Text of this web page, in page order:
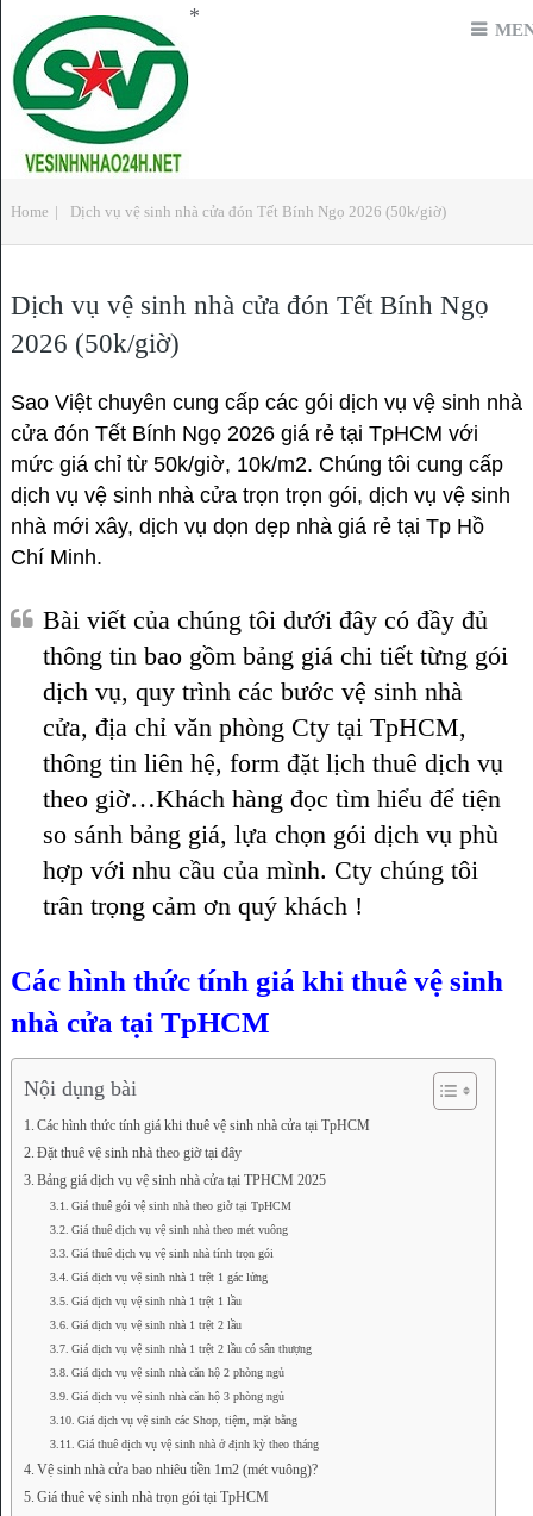
*
Home | Dịch vụ vệ sinh nhà cửa đón Tết Bính Ngọ 2026 (50k/giờ)
Dịch vụ vệ sinh nhà cửa đón Tết Bính Ngọ
2026 (50k/giờ)
Sao Việt chuyên cung cấp các gói dịch vụ vệ sinh nhà
cửa đón Tết Bính Ngọ 2026 giá rẻ tại TpHCM với
mức giá chỉ từ 50k/giờ, 10k/m2. Chúng tôi cung cấp
dịch vụ vệ sinh nhà cửa trọn trọn gói, dịch vụ vệ sinh
nhà mới xây, dịch vụ dọn dẹp nhà giá rẻ tại Tp Hồ
Chí Minh.
Bài viết của chúng tôi dưới đây có đầy đủ
thông tin bao gồm bảng giá chi tiết từng gói
dịch vụ, quy trình các bước vệ sinh nhà
cửa, địa chỉ văn phòng Cty tại TpHCM,
thông tin liên hệ, form đặt lịch thuê dịch vụ
theo giờ…Khách hàng đọc tìm hiểu để tiện
so sánh bảng giá, lựa chọn gói dịch vụ phù
hợp với nhu cầu của mình. Cty chúng tôi
trân trọng cảm ơn quý khách !
Các hình thức tính giá khi thuê vệ sinh
nhà cửa tại TpHCM
Nội dụng bài
Các hình thức tính giá khi thuê vệ sinh nhà cửa tại TpHCM
Đặt thuê vệ sinh nhà theo giờ tại đây
Bảng giá dịch vụ vệ sinh nhà cửa tại TPHCM 2025
Giá thuê gói vệ sinh nhà theo giờ tại TpHCM
Giá thuê dịch vụ vệ sinh nhà theo mét vuông
Giá thuê dịch vụ vệ sinh nhà tính trọn gói
Giá dịch vụ vệ sinh nhà 1 trệt 1 gác lửng
Giá dịch vụ vệ sinh nhà 1 trệt 1 lầu
Giá dịch vụ vệ sinh nhà 1 trệt 2 lầu
Giá dịch vụ vệ sinh nhà 1 trệt 2 lầu có sân thượng
Giá dịch vụ vệ sinh nhà căn hộ 2 phòng ngủ
Giá dịch vụ vệ sinh nhà căn hộ 3 phòng ngủ
Giá dịch vụ vệ sinh các Shop, tiệm, mặt bằng
Giá thuê dịch vụ vệ sinh nhà ở định kỳ theo tháng
Vệ sinh nhà cửa bao nhiêu tiền 1m2 (mét vuông)?
Giá thuê vệ sinh nhà trọn gói tại TpHCM